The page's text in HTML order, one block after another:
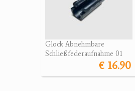
Glock Abnehmbare
Schließfederaufnahme 01
€ 16.90